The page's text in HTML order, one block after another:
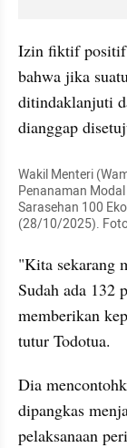
Izin fiktif positif
bahwa jika
ditindaklanjuti
dianggap
Wakil Menteri
Penanaman
Sarasehan 100
(28/10/2025).
"Kita sekarang
Sudah ada
memberikan
tutur Todotua.
Dia
dipangkas
pelaksanaan